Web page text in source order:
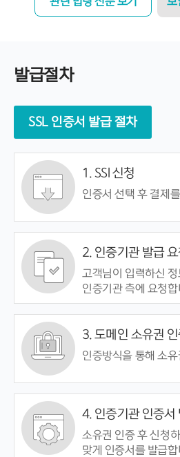
발급절차
SSL 인증서 발급 절차
1. SSl 신청
인증서 선택 후 결제
2. 인증기관 발급 요
고객님이 입력하신
인증기관 측에 요청합
3. 도메인 소유권
인증방식을 통해 소
4. 인증기관 인증서
소유권 인증 후 신청
맞게 인증서를 발급합